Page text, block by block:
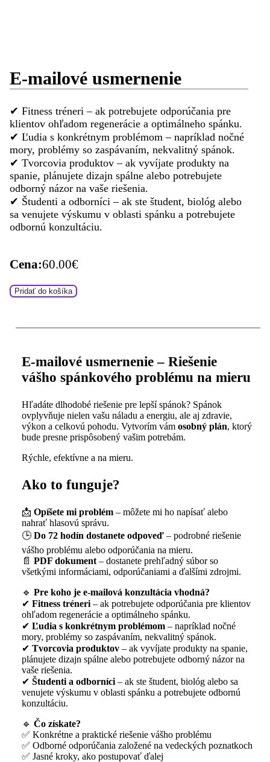
E-mailové usmernenie
✔ Fitness tréneri – ak potrebujete odporúčania pre
klientov ohľadom regenerácie a optimálneho spánku.
✔ Ľudia s konkrétnym problémom – napríklad nočné
mory, problémy so zaspávaním, nekvalitný spánok.
✔ Tvorcovia produktov – ak vyvíjate produkty na
spanie, plánujete dizajn spálne alebo potrebujete
odborný názor na vaše riešenia.
✔ Študenti a odborníci – ak ste študent, biológ alebo
sa venujete výskumu v oblasti spánku a potrebujete
odbornú konzultáciu.
Cena:60.00€
Pridať do košíka
E-mailové usmernenie – Riešenie
vášho spánkového problému na mieru
Hľadáte dlhodobé riešenie pre lepší spánok? Spánok
ovplyvňuje nielen vašu náladu a energiu, ale aj zdravie,
výkon a celkovú pohodu. Vytvorím vámosobný plán, ktorý
bude presne prispôsobený vašim potrebám.
Rýchle, efektívne a na mieru.
Ako to funguje?
📩Opíšete mi problém – môžete mi ho napísať alebo
nahrať hlasovú správu.
🕒Do 72 hodín dostanete odpoveď – podrobné riešenie
vášho problému alebo odporúčania na mieru.
📄PDF dokument – dostanete prehľadný súbor so
všetkými informáciami, odporúčaniami a ďalšími zdrojmi.
🔹Pre koho je e-mailová konzultácia vhodná?
✔ Fitness tréneri – ak potrebujete odporúčania pre klientov
ohľadom regenerácie a optimálneho spánku.
✔ Ľudia s konkrétnym problémom – napríklad nočné
mory, problémy so zaspávaním, nekvalitný spánok.
✔ Tvorcovia produktov – ak vyvíjate produkty na spanie,
plánujete dizajn spálne alebo potrebujete odborný názor na
vaše riešenia.
✔ Študenti a odborníci – ak ste študent, biológ alebo sa
venujete výskumu v oblasti spánku a potrebujete odbornú
konzultáciu.
🔹 Čo získate?
✅ Konkrétne a praktické riešenie vášho problému
✅ Odborné odporúčania založené na vedeckých poznatkoch
✅ Jasné kroky, ako postupovať ďalej